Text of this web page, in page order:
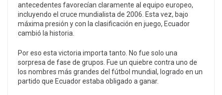
antecedentes favorecían claramente al equipo europeo,
incluyendo el cruce mundialista de 2006. Esta vez, bajo
máxima presión y con la clasificación en juego, Ecuador
cambió la historia.
Por eso esta victoria importa tanto. No fue solo una
sorpresa de fase de grupos. Fue un quiebre contra uno de
los nombres más grandes del fútbol mundial, logrado en un
partido que Ecuador estaba obligado a ganar.